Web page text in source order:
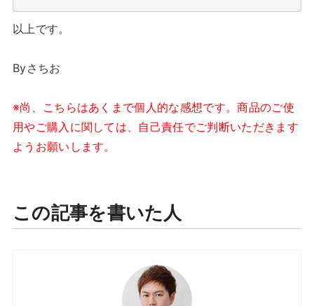
以上です。
Byさちお
※尚、こちらはあくまで個人的な感想です。商品のご使
用やご購入に関しては、自己責任でご判断いただきます
ようお願いします。
この記事を書いた人